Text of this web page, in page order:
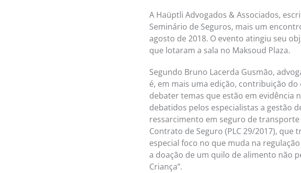
A Haüptli Advogados & Associados,
Seminário de Seguros, mais um
agosto de 2018. O evento atingiu seu
que lotaram a sala no Maksoud Plaza.
Segundo Bruno Lacerda Gusmão,
é, em mais uma edição, contribuição
debater temas que estão em
debatidos pelos especialistas a gestão
ressarcimento em seguro de
Contrato de Seguro (PLC 29/2017),
especial foco no que muda na
a doação de um quilo de alimento não
Criança”.